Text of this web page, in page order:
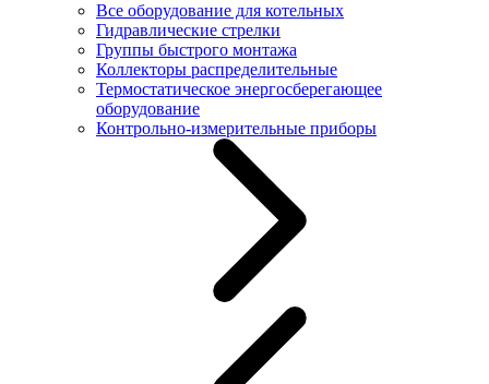
Все оборудование для котельных
Гидравлические стрелки
Группы быстрого монтажа
Коллекторы распределительные
Термостатическое энергосберегающее
оборудование
Контрольно-измерительные приборы